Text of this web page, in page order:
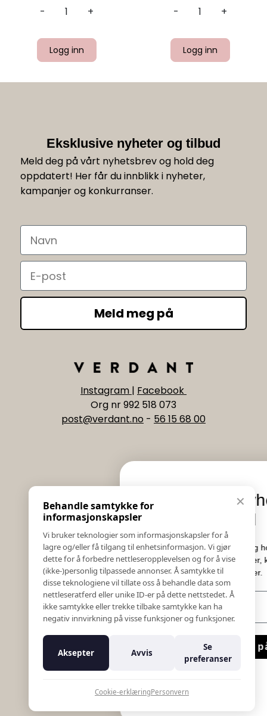
- +
Logg inn
- +
Logg inn
Eksklusive nyheter og tilbud
Meld deg på vårt nyhetsbrev og hold deg
oppdatert! Her får du innblikk i nyheter,
kampanjer og konkurranser.
Navn
Email
Meld meg på
Instagram | Facebook
Org nr 992 518 073
post@verdant.no - 56 15 68 00
Informasjon
Salgs & Leveringsbetingelser
Registrer reklamasjon eller retur
Kontakt Oss
Bildebank
Følg Oss
Prislister
Etiske Retningslinjer
Åpenhetsloven
Ansatte
Varsling om kritikkverdige forhold
K18 Kurkalkulator
✕
Behandle samtykke for
informasjonskapsler
Vi bruker teknologier som informasjonskapsler for å
lagre og/eller få tilgang til enhetsinformasjon. Vi gjør
dette for å forbedre nettleseropplevelsen og for å vise
(ikke-)personlig tilpassede annonser. Å samtykke til
disse teknologiene vil tillate oss å behandle data som
nettleseratferd eller unike ID-er på dette nettstedet. Å
ikke samtykke eller trekke tilbake samtykke kan ha
negativ innvirkning på visse funksjoner og funksjoner.
Aksepter Avvis
Se
preferanser
Cookie-erklæringPersonvern
Eksklusive nyheter
Meld deg på vårt nyhetsbrev og hold deg
Her får du innblikk i nyheter, kampanjer og
konkurranser.
E-post
Meld meg på